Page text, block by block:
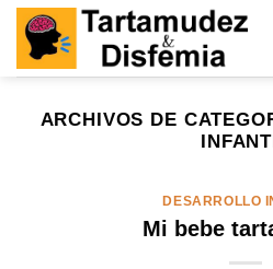
Skip
content
ARCHIVOS DE
DESARROLLO
Mi bebe